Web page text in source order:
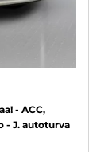
- ACC,
- J. autoturva